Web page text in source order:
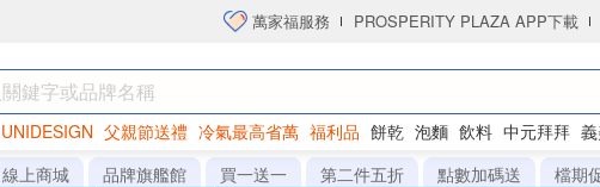
萬家福服務 PROSPERITY PLAZA APP下載
UNIDESIGN 父親節送禮 冷氣最高省萬 福利品 餅乾 泡麵 飲料 中元拜拜
頭 海苔 洋芋片
線上商城 品牌旗艦館 買一送一 第二件五折 點數加碼送
檔期